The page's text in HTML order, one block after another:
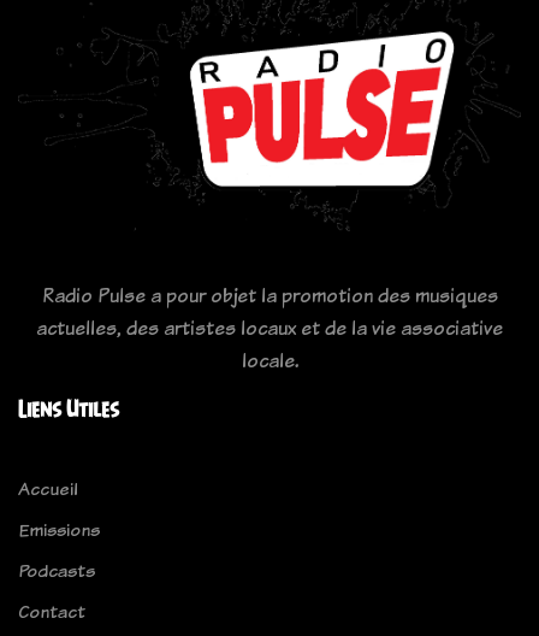
Radio Pulse a pour objet la promotion des musiques
actuelles, des artistes locaux et de la vie associative
locale.
Liens Utiles
Accueil
Emissions
Podcasts
Contact